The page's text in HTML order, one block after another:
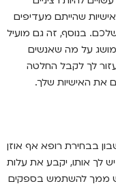
שהייתם מעדיפים
בנוסף, זה גם מועיל
מושג על מה שאנשים
לך לקבל החלטה
את האישיות שלך.
בבחירת רופא אף אוזן
יש לך אותו, יקבע את עלות
ממך להשתמש בספקים